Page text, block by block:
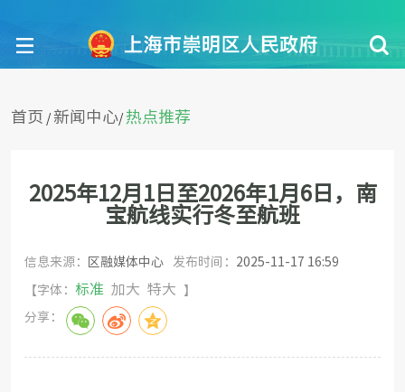
首页 /新闻中心/热点推荐
2025年12月1日至2026年1月6日，南
宝航线实行冬至航班
信息来源： 区融媒体中心 发布时间： 2025-11-17 16:59
【字体： 标准 加大 特大 】
分享：